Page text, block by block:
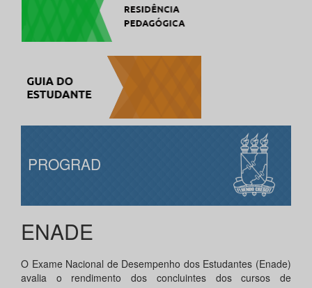
PROGRAD
ENADE
O Exame Nacional de Desempenho dos Estudantes (Enade)
avalia o rendimento dos concluintes dos cursos de